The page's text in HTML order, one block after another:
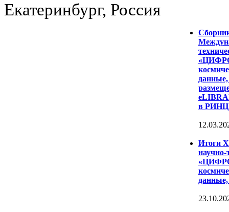
Екатеринбург, Россия
данные,
в
Итоги
научно-
данные,